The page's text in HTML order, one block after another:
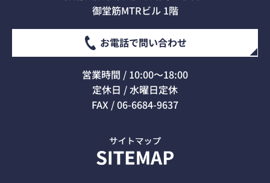
御堂筋MTRビル 1階
お電話で問い合わせ
営業時間 / 10:00～18:00
定休日 / 水曜日定休
FAX / 06-6684-9637